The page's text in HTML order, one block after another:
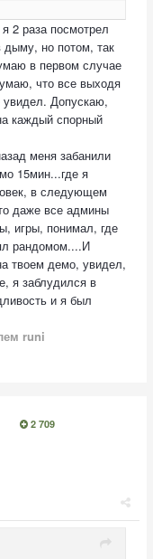
2 раза посмотрел
дыму, но потом, так
в первом случае
что все выходя
увидел. Допускаю,
каждый спорный
меня забанили
15мин...где я
в следующем
даже все админы
игры, понимал, где
рандомом....И
твоем демо, увидел,
я заблудился в
и я был
runi
2 709